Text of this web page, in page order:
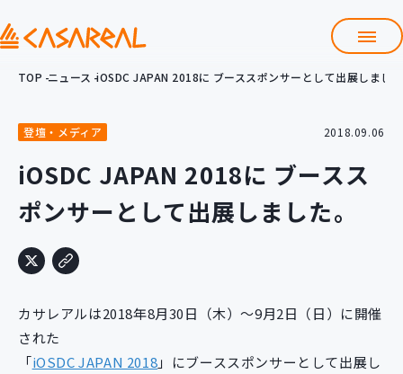
会社情報
サービス
プロダクト開発支援
クラウド導入支援 Git導入支援
システム構築支援
研修サービス
定型コース
TOP ニュース iOSDC JAPAN 2018に ブーススポンサーとして出展しまし
登壇・メディア 2018.09.06
iOSDC JAPAN 2018に ブースス
ポンサーとして出展しました。
カサレアルは2018年8月30日（木）～9月2日（日）に開催
された
「iOSDC JAPAN 2018」にブーススポンサーとして出展し